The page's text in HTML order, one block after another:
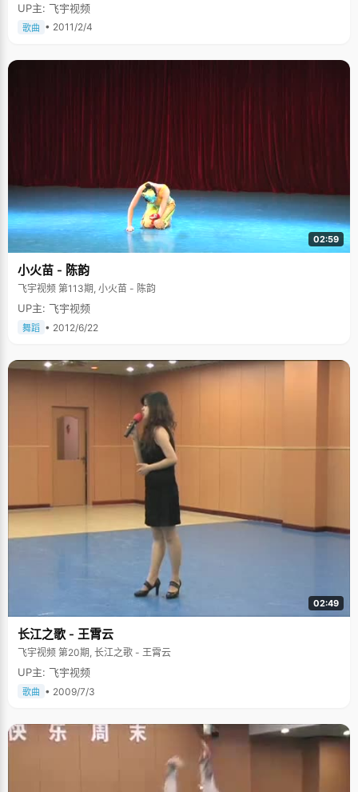
UP主: 飞宇视频
歌曲 • 2011/2/4
02:59
小火苗 - 陈韵
飞宇视频 第113期, 小火苗 - 陈韵
UP主: 飞宇视频
舞蹈 • 2012/6/22
02:49
长江之歌 - 王霄云
飞宇视频 第20期, 长江之歌 - 王霄云
UP主: 飞宇视频
歌曲 • 2009/7/3